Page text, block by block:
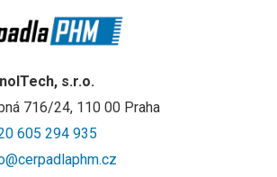
s.r.o.
716/24, 110 00 Praha
605 294 935